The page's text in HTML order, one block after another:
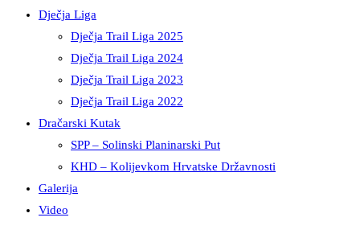
Dječja Liga
Dječja Trail Liga 2025
Dječja Trail Liga 2024
Dječja Trail Liga 2023
Dječja Trail Liga 2022
Dračarski Kutak
SPP – Solinski Planinarski Put
KHD – Kolijevkom Hrvatske Državnosti
Galerija
Video